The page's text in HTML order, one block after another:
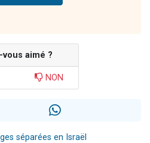
vous aimé ?
NON
séparées en Israël